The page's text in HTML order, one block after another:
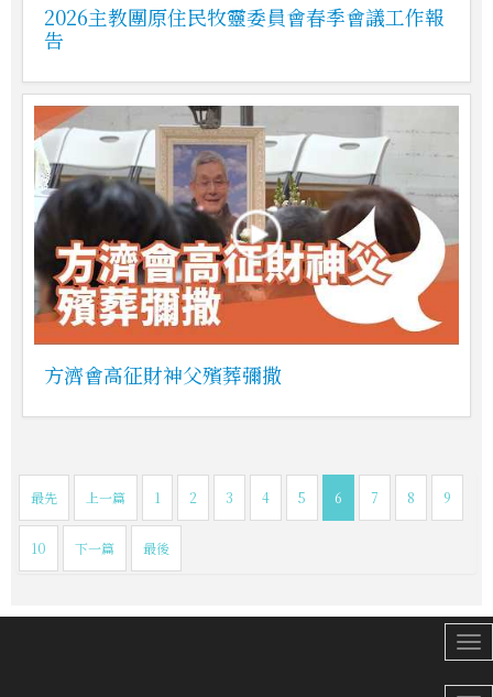
2026主教團原住民牧靈委員會春季會議工作報
告
方濟會高征財神父殯葬彌撒
最先 上一篇 1 2 3 4 5 6 7 8 9
10 下一篇 最後